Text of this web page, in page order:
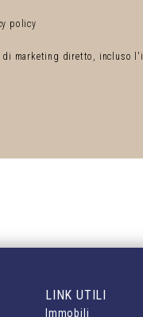
policy
marketing diretto, incluso
LINK UTILI
Immobili